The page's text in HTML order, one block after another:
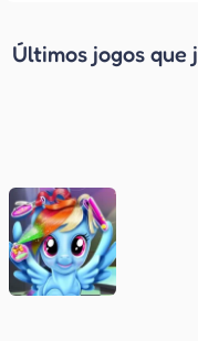
Últimos jogos que